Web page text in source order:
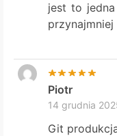
jest to
przynajmniej
Piotr
14 grudnia
Git